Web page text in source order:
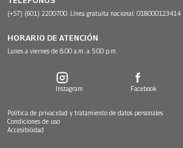
(+57) (601) 2200700. Línea gratuita nacional: 018000123414
HORARIO DE ATENCIÓN
Lunes a viernes de 8:00 a.m. a 5:00 p.m.
Instagram Facebook
Política de privacidad y tratamiento de datos personales
Condiciones de uso
Accesibilidad